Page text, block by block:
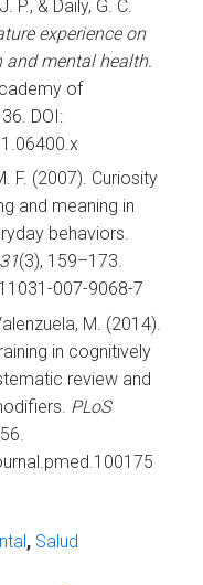
P., & Daily, G. C.
experience on
mental health.
of
DOI:
F. (2007). Curiosity
and meaning in
behaviors.
(3), 159–173.
007-9068-7
M. (2014).
in cognitively
review and
PLoS
, Salud